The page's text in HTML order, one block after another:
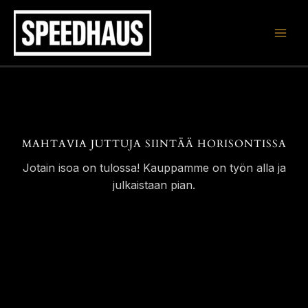
Siirry
sisältöön
MAHTAVIA JUTTUJA SIINTÄÄ HORISONTISSA
Jotain isoa on tulossa! Kauppamme on työn alla ja
julkaistaan pian.